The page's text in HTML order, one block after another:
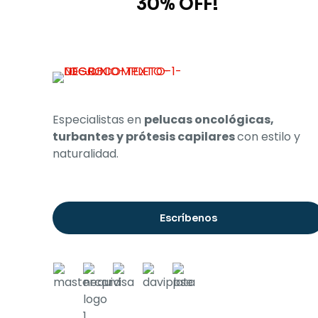
30% OFF!
Especialistas en pelucas oncológicas,
turbantes y prótesis capilarescon estilo y
naturalidad.
Escríbenos